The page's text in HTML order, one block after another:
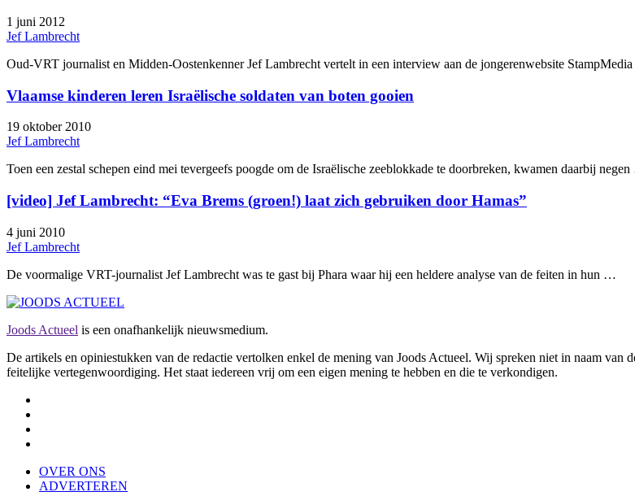
1 juni 2012
Jef Lambrecht
Oud-VRT journalist en Midden-Oostenkenner Jef Lambrecht vertelt in een interview aan de jongerenwebsite
Vlaamse kinderen leren Israëlische soldaten van boten gooien
19 oktober 2010
Jef Lambrecht
Toen een zestal schepen eind mei tevergeefs poogde om de Israëlische zeeblokkade te doorbreken, kwamen daarbij
[video] Jef Lambrecht: “Eva Brems (groen!) laat zich gebruiken door Hamas”
4 juni 2010
Jef Lambrecht
De voormalige VRT-journalist Jef Lambrecht was te gast bij Phara waar hij een heldere analyse van de feiten in hun …
Joods Actueel is een onafhankelijk nieuwsmedium.
De artikels en opiniestukken van de redactie vertolken enkel de mening van Joods Actueel. Wij spreken niet in naam van
feitelijke vertegenwoordiging. Het staat iedereen vrij om een eigen mening te hebben en die te verkondigen.
OVER ONS
ADVERTEREN